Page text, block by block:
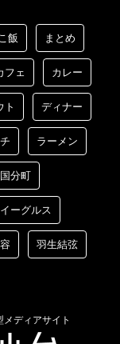
飯 まとめ
フェ カレー
ト ディナー
ラーメン
国分町
ーグルス
羽生結弦
ディアサイト